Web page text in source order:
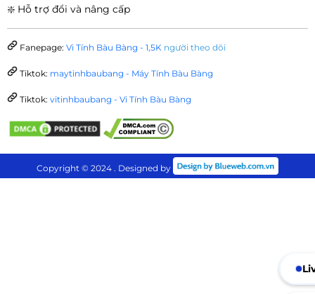
❇️ Hỗ trợ đổi và nâng cấp
Fanepage: Vi Tính Bàu Bàng - 1,5K người theo dõi
Tiktok: maytinhbaubang - Máy Tính Bàu Bàng
Tiktok: vitinhbaubang - Vi Tính Bàu Bàng
Copyright © 2024 . Designed by